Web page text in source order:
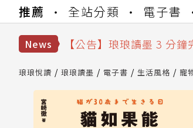
推薦 全站分類 電子書
News
【公告】琅琅讀墨數位
【公告】琅琅讀墨 3 分
【公告】琅琅讀墨數位閱
琅琅悅讀 琅琅讀墨 電子書 生活風格 寵